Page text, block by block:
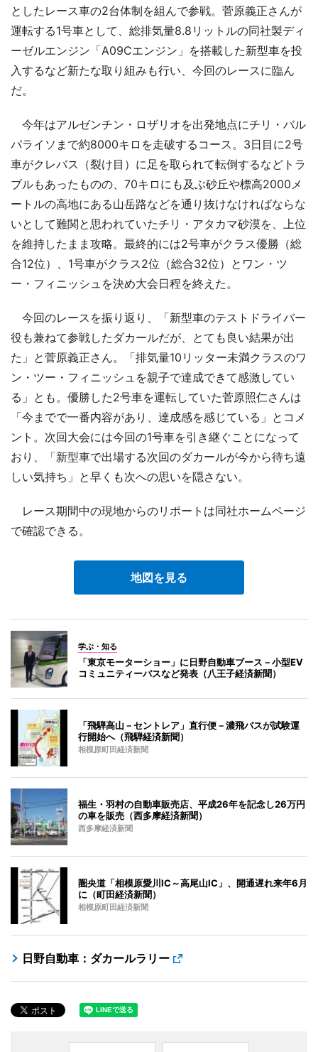
としたレース車の2台体制を組んで参戦。菅原義正さんが
運転する1号車として、総排気量8.8リットルの同社製ディ
ーゼルエンジン「A09Cエンジン」を搭載した新型車を投
入するなど新たな取り組みも行い、今回のレースに臨ん
だ。
今年はアルゼンチン・ロザリオを出発地点にチリ・バル
パライソまで約8000キロを走破するコース。3日目に2号
車がクレバス（裂け目）に足を取られて転倒するなどトラ
ブルもあったものの、70キロにも及ぶ砂丘や標高2000メ
ートルの高地にある山岳路などを通り抜けなければならな
いとして難関と思われていたチリ・アタカマ砂漠を、上位
を維持したまま攻略。最終的には2号車がクラス優勝（総
合12位）、1号車がクラス2位（総合32位）とワン・ツ
ー・フィニッシュを決め大会日程を終えた。
今回のレースを振り返り、「新型車のテストドライバー
役も兼ねて参戦したダカールだが、とても良い結果が出
た」と菅原義正さん。「排気量10リッター未満クラスのワ
ン・ツー・フィニッシュを親子で達成できて感激してい
る」とも。優勝した2号車を運転していた菅原照仁さんは
「今までで一番内容があり、達成感を感じている」とコメ
ント。次回大会には今回の1号車を引き継ぐことになって
おり、「新型車で出場する次回のダカールが今から待ち遠
しい気持ち」と早くも次への思いを隠さない。
レース期間中の現地からのリポートは同社ホームページ
で確認できる。
地図を見る
学ぶ・知る
「東京モーターショー」に日野自動車ブース－小型EV
コミュニティーバスなど発表（八王子経済新聞）
「飛騨高山－セントレア」直行便－濃飛バスが試験運
行開始へ（飛騨経済新聞）
相模原町田経済新聞
福生・羽村の自動車販売店、平成26年を記念し26万円
の車を販売（西多摩経済新聞）
西多摩経済新聞
圏央道「相模原愛川IC～高尾山IC」、開通遅れ来年6月
に（町田経済新聞）
相模原町田経済新聞
日野自動車：ダカールラリー